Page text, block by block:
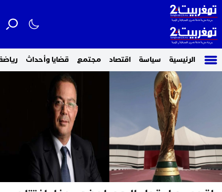
الرئيسية سياسة اقتصاد مجتمع قضايا وأحداث